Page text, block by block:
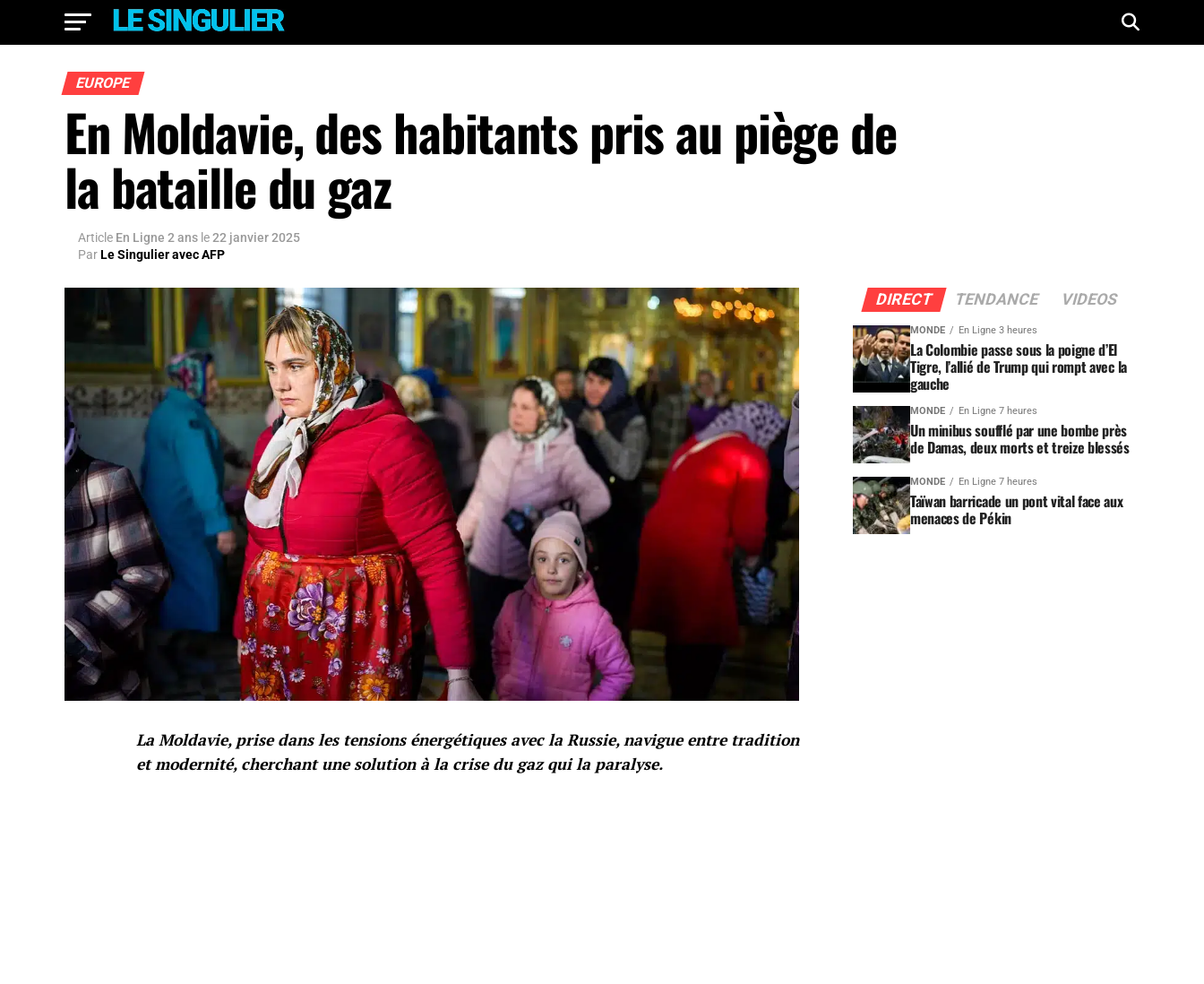
EUROPE
En Moldavie, des habitants pris au piège de
la bataille du gaz
Article En Ligne 2 ans le22 janvier 2025
ParLe Singulier avec AFP
La Moldavie, prise dans les tensions énergétiques avec la Russie, navigue entre tradition
et modernité, cherchant une solution à la crise du gaz qui la paralyse.
DIRECT TENDANCE VIDEOS
MONDE En Ligne 3 heures
La Colombie passe sous la poigne d’El
Tigre, l’allié de Trump qui rompt avec la
gauche
MONDE En Ligne 7 heures
Un minibus soufflé par une bombe près
de Damas, deux morts et treize blessés
MONDE En Ligne 7 heures
Taïwan barricade un pont vital face aux
menaces de Pékin